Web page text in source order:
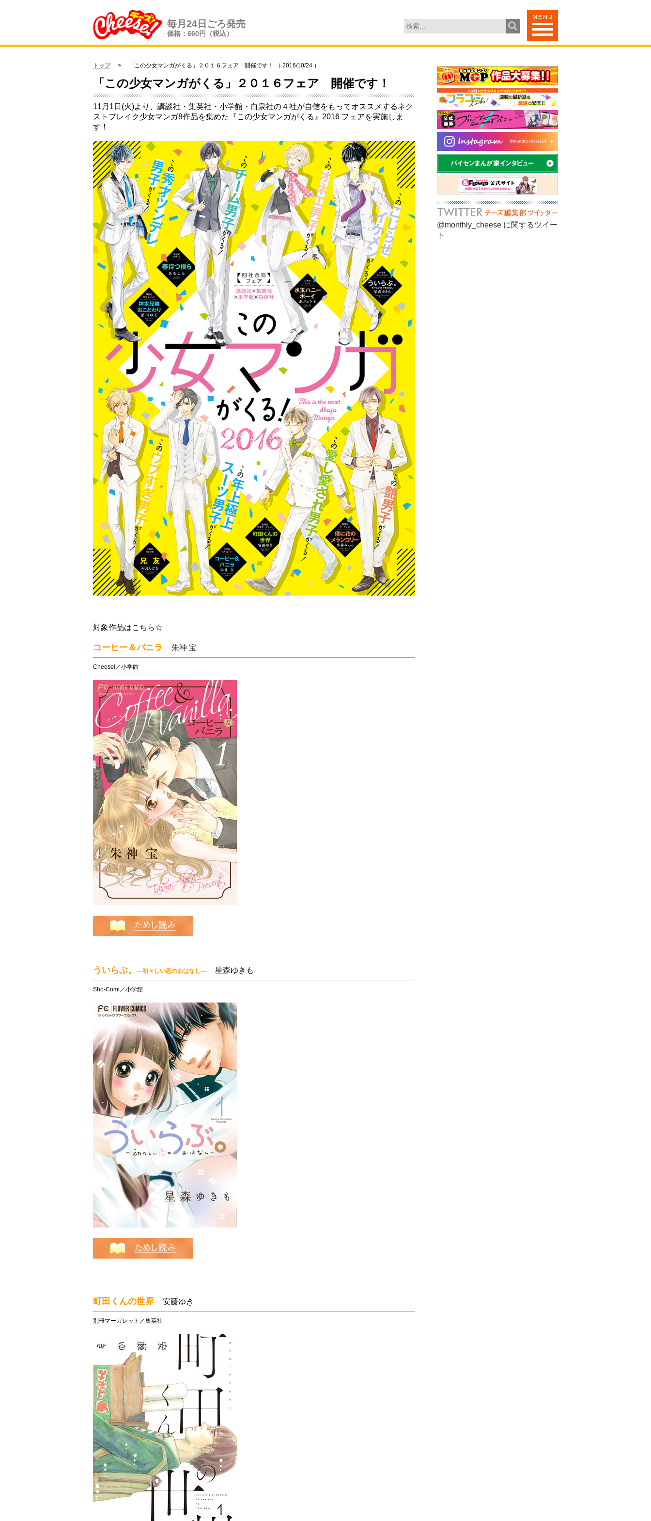
毎月24日ごろ発売
価格：660円（税込）
トップ> 「この少女マンガがくる」２０１６フェア 開催です！ （ 2016/10/24 ）
「この少女マンガがくる」２０１６フェア 開催です！
11月1日(火)より、講談社・集英社・小学館・白泉社の４社が自信をもってオススメするネク
ストブレイク少女マンガ8作品を集めた『この少女マンガがくる』2016 フェアを実施しま
す！
対象作品はこちら☆
コーヒー＆バニラ 朱神 宝
Cheese!／小学館
ういらぶ。 ―初々しい恋のおはなし― 星森ゆきも
Sho-Comi／小学館
町田くんの世界 安藤ゆき
別冊マーガレット／集英社
@monthly_cheese に関するツイー
ト